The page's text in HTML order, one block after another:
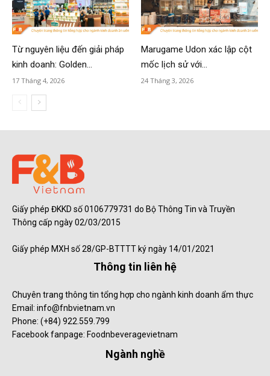
Từ nguyên liệu đến giải pháp
kinh doanh: Golden...
17 Tháng 4, 2026
Marugame Udon xác lập cột
mốc lịch sử với...
24 Tháng 3, 2026
Giấy phép ĐKKD số 0106779731 do Bộ Thông Tin và Truyền
Thông cấp ngày 02/03/2015
Giấy phép MXH số 28/GP-BTTTT ký ngày 14/01/2021
Thông tin liên hệ
Chuyên trang thông tin tổng hợp cho ngành kinh doanh ẩm thực
Email: info@fnbvietnam.vn
Phone: (+84) 922.559.799
Facebook fanpage: Foodnbeveragevietnam
Ngành nghề